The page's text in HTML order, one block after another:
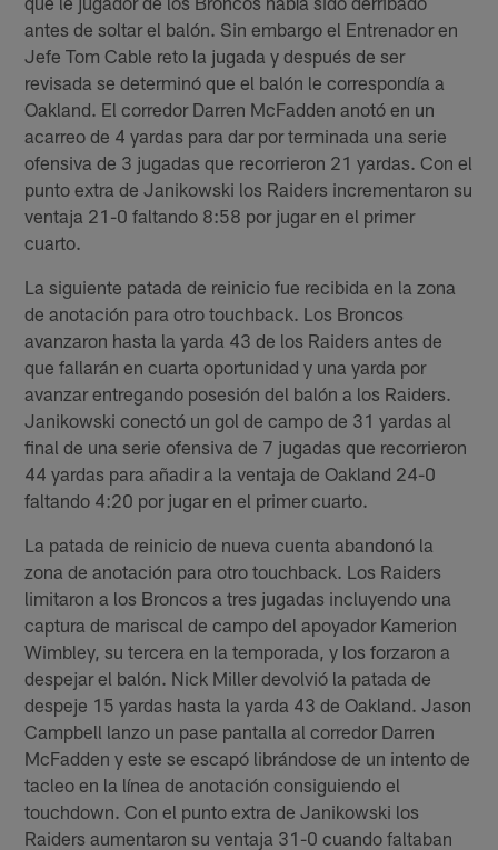
antes de soltar el balón. Sin embargo el Entrenador en
Jefe Tom Cable reto la jugada y después de ser
revisada se determinó que el balón le correspondía a
Oakland. El corredor Darren McFadden anotó en un
acarreo de 4 yardas para dar por terminada una serie
ofensiva de 3 jugadas que recorrieron 21 yardas. Con el
punto extra de Janikowski los Raiders incrementaron su
ventaja 21-0 faltando 8:58 por jugar en el primer
cuarto.
La siguiente patada de reinicio fue recibida en la zona
de anotación para otro touchback. Los Broncos
avanzaron hasta la yarda 43 de los Raiders antes de
que fallarán en cuarta oportunidad y una yarda por
avanzar entregando posesión del balón a los Raiders.
Janikowski conectó un gol de campo de 31 yardas al
final de una serie ofensiva de 7 jugadas que recorrieron
44 yardas para añadir a la ventaja de Oakland 24-0
faltando 4:20 por jugar en el primer cuarto.
La patada de reinicio de nueva cuenta abandonó la
zona de anotación para otro touchback. Los Raiders
limitaron a los Broncos a tres jugadas incluyendo una
captura de mariscal de campo del apoyador Kamerion
Wimbley, su tercera en la temporada, y los forzaron a
despejar el balón. Nick Miller devolvió la patada de
despeje 15 yardas hasta la yarda 43 de Oakland. Jason
Campbell lanzo un pase pantalla al corredor Darren
McFadden y este se escapó librándose de un intento de
tacleo en la línea de anotación consiguiendo el
touchdown. Con el punto extra de Janikowski los
Raiders aumentaron su ventaja 31-0 cuando faltaban